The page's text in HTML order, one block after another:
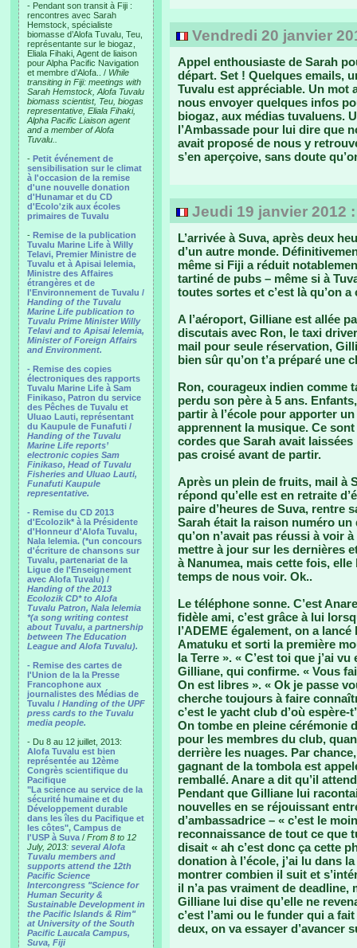
- Pendant son transit à Fiji :
rencontres avec Sarah
Hemstock, spécialiste
biomasse d’Alofa Tuvalu, Teu,
représentante sur le biogaz,
Eliala Fihaki, Agent de liaison
pour Alpha Pacific Navigation
et membre d’Alofa.. / While
transiting in Fiji: meetings with
Sarah Hemstock, Alofa Tuvalu
biomass scientist, Teu, biogas
representative, Eliala Fihaki,
Alpha Pacific Liaison agent
and a member of Alofa
Tuvalu..
- Petit événement de
sensibilisation sur le climat
à l'occasion de la remise
d'une nouvelle donation
d'Hunamar et du CD
d'Ecolo'zik aux écoles
primaires de Tuvalu
- Remise de la publication
Tuvalu Marine Life à Willy
Telavi, Premier Ministre de
Tuvalu et à Apisai Ielemia,
Ministre des Affaires
étrangères et de
l'Environnement de Tuvalu /
Handing of the Tuvalu
Marine Life publication to
Tuvalu Prime Minister Willy
Telavi and to Apisai Ielemia,
Minister of Foreign Affairs
and Environment.
- Remise des copies
électroniques des rapports
Tuvalu Marine Life à Sam
Finikaso, Patron du service
des Pêches de Tuvalu et
Uluao Lauti, représentant
du Kaupule de Funafuti /
Handing of the Tuvalu
Marine Life reports’
electronic copies Sam
Finikaso, Head of Tuvalu
Fisheries and Uluao Lauti,
Funafuti Kaupule
representative.
- Remise du CD 2013
d'Ecolozik* à la Présidente
d'Honneur d'Alofa Tuvalu,
Nala Ielemia. (*un concours
d'écriture de chansons sur
Tuvalu, partenariat de la
Ligue de l'Enseignement
avec Alofa Tuvalu) /
Handing of the 2013
Ecolozik CD* to Alofa
Tuvalu Patron, Nala Ielemia
*(a song writing contest
about Tuvalu, a partnership
between The Education
League and Alofa Tuvalu).
- Remise des cartes de
l'Union de la la Presse
Francophone aux
journalistes des Médias de
Tuvalu / Handing of the UPF
press cards to the Tuvalu
media people.
- Du 8 au 12 juillet, 2013:
Alofa Tuvalu est bien
représentée au 12ème
Congrès scientifique du
Pacifique
"La science au service de la
sécurité humaine et du
Développement durable
dans les îles du Pacifique et
les côtes", Campus de
l'USP à Suva / From 8 to 12
July, 2013: several Alofa
Tuvalu members and
supports attend the 12th
Pacific Science
Intercongress "Science for
Human Security &
Sustainable Development in
the Pacific Islands & Rim"
at University of the South
Pacific Laucala Campus,
Suva, Fiji
Vendredi 20 janvier
Appel enthousiaste de Sarah
départ. Set ! Quelques emails,
Tuvalu est appréciable. Un mot
nous envoyer quelques infos
biogaz, aux médias tuvaluens.
l’Ambassade pour lui dire que
avait proposé de nous y
s’en aperçoive, sans doute
Jeudi 19 janvier 2012
L’arrivée à Suva, après deux
d’un autre monde.
même si Fiji a réduit
tartiné de pubs – même si à
toutes sortes et c’est là qu’on
A l’aéroport, Gilliane est allée
discutais avec Ron, le taxi
mail pour seule réservation,
bien sûr qu’on t’a préparé une
Ron, courageux indien comme
perdu son père à 5 ans.
partir à l’école pour apporter
apprennent la musique. Ce
cordes que Sarah avait
pas croisé avant de partir.
Après un plein de fruits, mail à
répond qu’elle est en retraite
paire d’heures de Suva, rentre
Sarah était la raison numéro
qu’on n’avait pas réussi à voir
mettre à jour sur les dernières
à Nanumea, mais cette fois,
temps de nous voir. Ok..
Le téléphone sonne. C’est
fidèle ami, c’est grâce à lui
l’ADEME également, on a
Amatuku et sorti la première
la Terre ». « C’est toi que j’ai
Gilliane, qui confirme. « Vous
On est libres ». « Ok je passe
cherche toujours à faire
c’est le yacht club d’où
On tombe en pleine cérémonie
pour les membres du club,
derrière les nuages. Par
gagnant de la tombola est
remballé. Anare a dit qu’il
Pendant que Gilliane lui
nouvelles en se réjouissant
d’ambassadrice – « c’est le
reconnaissance de tout ce que
disait « ah c’est donc ça cette
donation à l’école, j’ai lu dans
montrer combien il suit et
il n’a pas vraiment de deadline,
Gilliane lui dise qu’elle ne
c’est l’ami ou le funder qui a
deux, on va essayer d’avancer